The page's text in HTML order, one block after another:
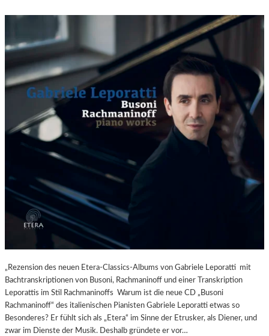
„Rezension des neuen Etera-Classics-Albums von Gabriele Leporatti mit
Bachtranskriptionen von Busoni, Rachmaninoff und einer Transkription
Leporattis im Stil Rachmaninoffs Warum ist die neue CD „Busoni
Rachmaninoff“ des italienischen Pianisten Gabriele Leporatti etwas so
Besonderes? Er fühlt sich als „Etera“ im Sinne der Etrusker, als Diener, und
zwar im Dienste der Musik. Deshalb gründete er vor…